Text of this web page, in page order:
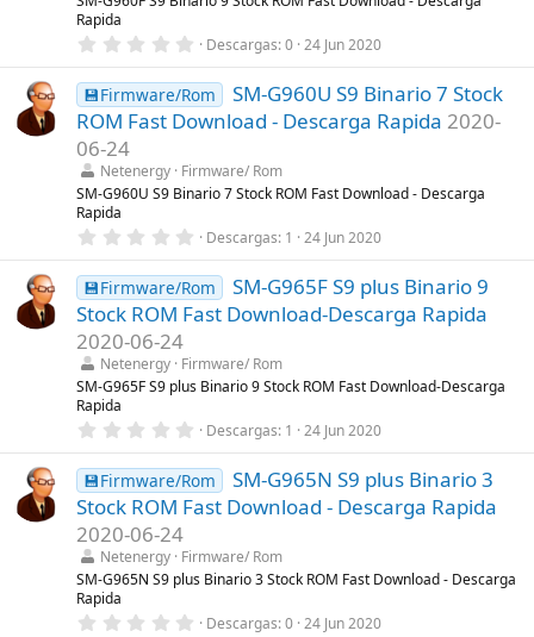
s
)
Rapida
0
0
0
e
s
e
l
s
)
Descargas 0 24 Jun 2020
💾Firmware/Rom
SM-G960U S9 Binario 7 Stock
ROM Fast Download - Descarga Rapida 2020-
06-24
Netenergy Firmware/ Rom
SM-G960U S9 Binario 7 Stock ROM Fast Download - Descarga
Rapida
0
0
0
e
s
e
l
s
)
Descargas 1 24 Jun 2020
💾Firmware/Rom
SM-G965F S9 plus Binario 9
Stock ROM Fast Download-Descarga Rapida
2020-06-24
Netenergy Firmware/ Rom
SM-G965F S9 plus Binario 9 Stock ROM Fast Download-Descarga
Rapida
0
0
0
e
s
e
l
Descargas 1 24 Jun 2020
💾Firmware/Rom
SM-G965N S9 plus Binario 3
Stock ROM Fast Download - Descarga Rapida
2020-06-24
Netenergy Firmware/ Rom
SM-G965N S9 plus Binario 3 Stock ROM Fast Download - Descarga
Rapida
0 Descargas 0 24 Jun 2020